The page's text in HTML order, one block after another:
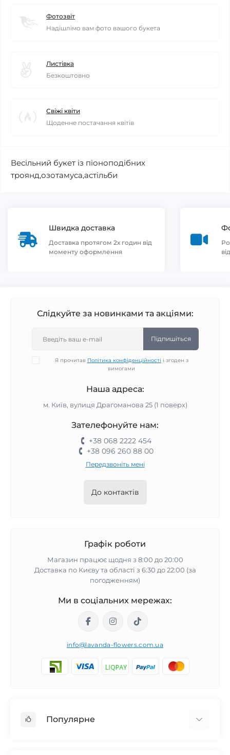
Фотозвіт
Надішлімо вам фото вашого букета
Листівка
Безкоштовно
Свіжі квіти
Щоденне постачання квітів
Весільний букет із піоноподібних
троянд,озотамуса,астільби
Швидка доставка
Доставка протягом 2х годин від
моменту оформлення
Слідкуйте за новинками та акціями:
Підпишіться
Я прочитав Політика конфіденційності і згоден з
вимогами
Наша адреса:
м. Київ, вулиця Драгоманова 25 (1 поверх)
Зателефонуйте нам:
+38 068 2222 454
+38 096 260 88 00
Передзвоніть мені
До контактів
Графік роботи
Магазин працює щодня з 8:00 до 20:00
Доставка по Києву та області з 6:30 до 22:00 (за
погодженням)
Ми в соціальних мережах:
info@lavanda-flowers.com.ua
Популярне